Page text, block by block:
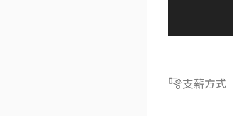
支薪方式